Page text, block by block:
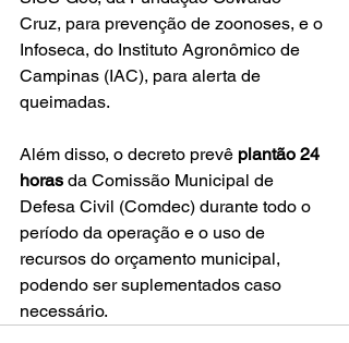
Cruz, para prevenção de zoonoses, e o
Infoseca, do Instituto Agronômico de
Campinas (IAC), para alerta de
queimadas.
Além disso, o decreto prevê plantão 24
horas da Comissão Municipal de
Defesa Civil (Comdec) durante todo o
período da operação e o uso de
recursos do orçamento municipal,
podendo ser suplementados caso
necessário.